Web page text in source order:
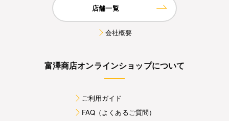
店舗一覧
会社概要
富澤商店オンラインショップについて
ご利用ガイド
FAQ（よくあるご質問）